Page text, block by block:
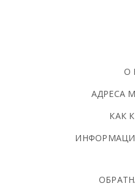
О
АДРЕСА
КАК